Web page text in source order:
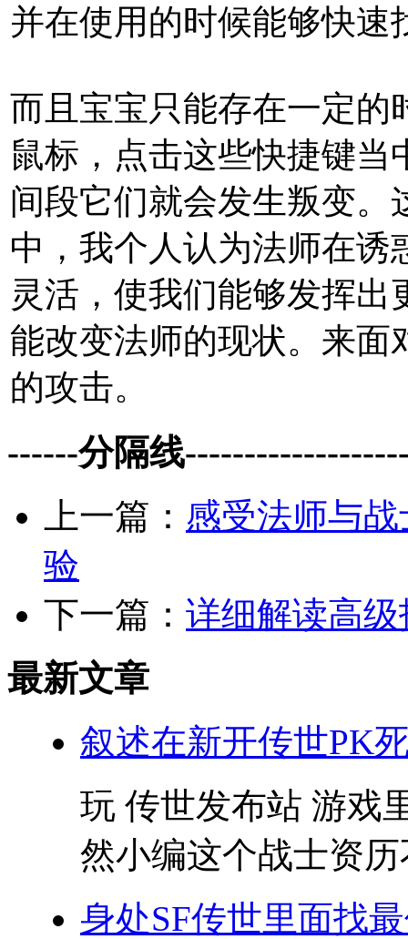
并在使用的时候能够快速
而且宝宝只能存在一定的
鼠标，点击这些快捷键
间段它们就会发生叛变。
中，我个人认为法师在诱
灵活，使我们能够发挥
能改变法师的现状。来面
的攻击。
------分隔线
上一篇： 感受法师与
验
下一篇： 详细解读高
最新文章
叙述在新开传世PK
玩 传世发布站 游戏
然小编这个战士资
身处SF传世里面找